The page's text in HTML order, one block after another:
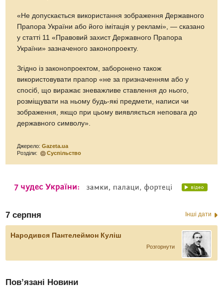
«Не допускається використання зображення Державного
Прапора України або його імітація у рекламі», — сказано
у статті 11 «Правовий захист Державного Прапора
України» зазначеного законопроекту.
Згідно із законопроектом, заборонено також
використовувати прапор «не за призначенням або у
спосіб, що виражає зневажливе ставлення до нього,
розміщувати на ньому будь-які предмети, написи чи
зображення, якщо при цьому виявляється неповага до
державного символу».
Джерело:Gazeta.ua
Розділи:
Суспільство
7 серпня Інші дати
Народився Пантелеймон Куліш
Розгорнути
Пов’язані Новини